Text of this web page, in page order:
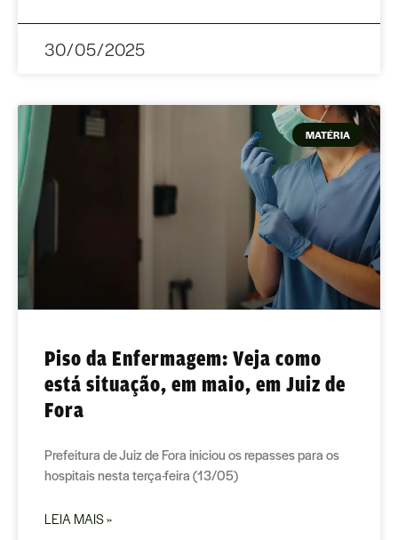
30/05/2025
MATÉRIA
Piso da Enfermagem: Veja como
está situação, em maio, em Juiz de
Fora
Prefeitura de Juiz de Fora iniciou os repasses para os
hospitais nesta terça-feira (13/05)
LEIA MAIS »